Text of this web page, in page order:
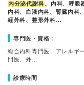
内分泌代謝科、内科、呼吸
内科、血液内科、腎臓内科
経外科、整形外科…
専門医・資格：
総合内科専門医、アレルギ
門医、外…
診療時間